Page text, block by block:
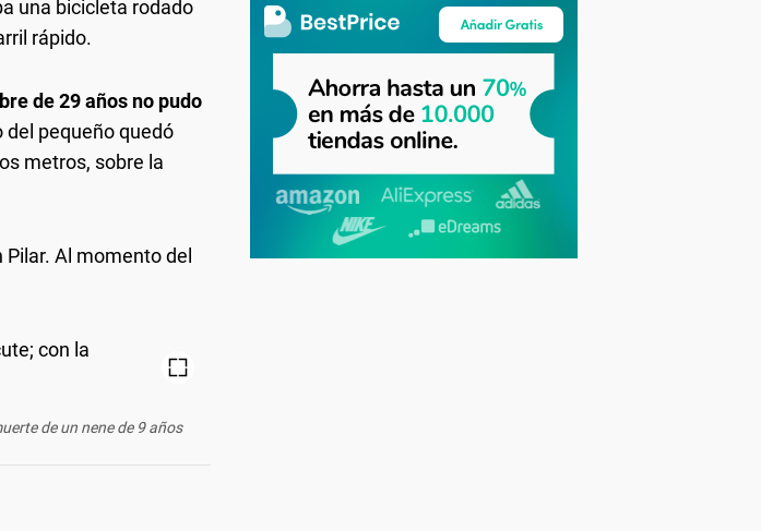
una bicicleta rodado
rápido.
de 29 años no pudo
del pequeño quedó
metros, sobre la
Al momento del
de un nene de 9 años